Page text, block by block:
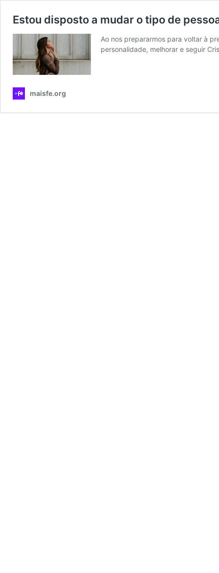
Estou disposto a mudar o tipo de
Ao nos prepararmos para voltar à
personalidade, melhorar e seguir
maisfe.org